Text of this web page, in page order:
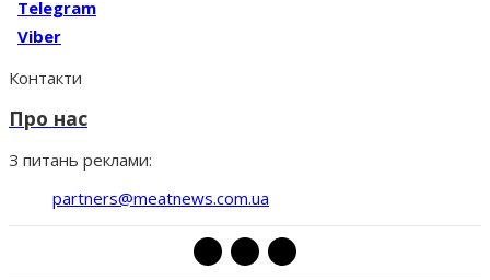
Telegram
Viber
Контакти
Про нас
З питань реклами:
partners@meatnews.com.ua